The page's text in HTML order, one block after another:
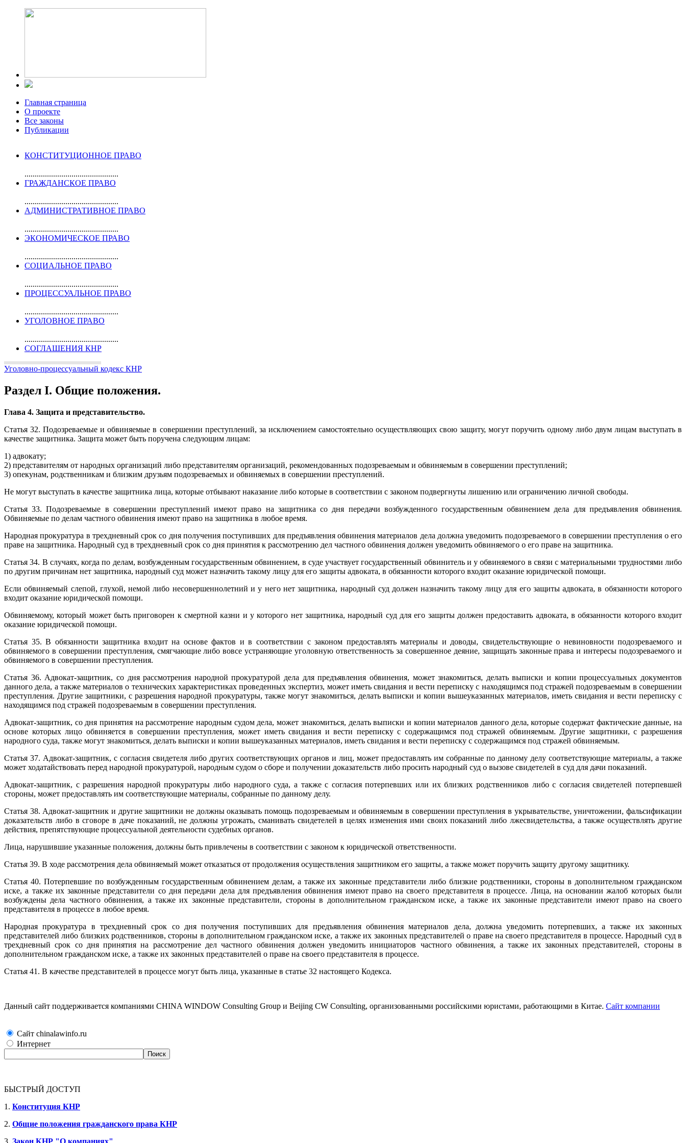
Главная страница
О проекте
Все законы
Публикации
КОНСТИТУЦИОННОЕ ПРАВО
..............................................
ГРАЖДАНСКОЕ ПРАВО
..............................................
АДМИНИСТРАТИВНОЕ ПРАВО
..............................................
ЭКОНОМИЧЕСКОЕ ПРАВО
..............................................
СОЦИАЛЬНОЕ ПРАВО
..............................................
ПРОЦЕССУАЛЬНОЕ ПРАВО
..............................................
УГОЛОВНОЕ ПРАВО
..............................................
СОГЛАШЕНИЯ КНР
Уголовно-процессуальный кодекс КНР
Раздел I. Общие положения.
Глава 4. Защита и представительство.
Статья 32. Подозреваемые и обвиняемые в совершении преступлений, за исключением самостоятельно осуществляющих свою защиту, могут поручить одному либо двум лицам выступать в
качестве защитника. Защита может быть поручена следующим лицам:
1) адвокату;
2) представителям от народных организаций либо представителям организаций, рекомендованных подозреваемым и обвиняемым в совершении преступлений;
3) опекунам, родственникам и близким друзьям подозреваемых и обвиняемых в совершении преступлений.
Не могут выступать в качестве защитника лица, которые отбывают наказание либо которые в соответствии с законом подвергнуты лишению или ограничению личной свободы.
Статья 33. Подозреваемые в совершении преступлений имеют право на защитника со дня передачи возбужденного государственным обвинением дела для предъявления обвинения.
Обвиняемые по делам частного обвинения имеют право на защитника в любое время.
Народная прокуратура в трехдневный срок со дня получения поступивших для предъявления обвинения материалов дела должна уведомить подозреваемого в совершении преступления о его
праве на защитника. Народный суд в трехдневный срок со дня принятия к рассмотрению дел частного обвинения должен уведомить обвиняемого о его праве на защитника.
Статья 34. В случаях, когда по делам, возбужденным государственным обвинением, в суде участвует государственный обвинитель и у обвиняемого в связи с материальными трудностями либо
по другим причинам нет защитника, народный суд может назначить такому лицу для его защиты адвоката, в обязанности которого входит оказание юридической помощи.
Если обвиняемый слепой, глухой, немой либо несовершеннолетний и у него нет защитника, народный суд должен назначить такому лицу для его защиты адвоката, в обязанности которого
входит оказание юридической помощи.
Обвиняемому, который может быть приговорен к смертной казни и у которого нет защитника, народный суд для его защиты должен предоставить адвоката, в обязанности которого входит
оказание юридической помощи.
Статья 35. В обязанности защитника входит на основе фактов и в соответствии с законом предоставлять материалы и доводы, свидетельствующие о невиновности подозреваемого и
обвиняемого в совершении преступления, смягчающие либо вовсе устраняющие уголовную ответственность за совершенное деяние, защищать законные права и интересы подозреваемого и
обвиняемого в совершении преступления.
Статья 36. Адвокат-защитник, со дня рассмотрения народной прокуратурой дела для предъявления обвинения, может знакомиться, делать выписки и копии процессуальных документов
данного дела, а также материалов о технических характеристиках проведенных экспертиз, может иметь свидания и вести переписку с находящимся под стражей подозреваемым в совершении
преступления. Другие защитники, с разрешения народной прокуратуры, также могут знакомиться, делать выписки и копии вышеуказанных материалов, иметь свидания и вести переписку с
находящимся под стражей подозреваемым в совершении преступления.
Адвокат-защитник, со дня принятия на рассмотрение народным судом дела, может знакомиться, делать выписки и копии материалов данного дела, которые содержат фактические данные, на
основе которых лицо обвиняется в совершении преступления, может иметь свидания и вести переписку с содержащимся под стражей обвиняемым. Другие защитники, с разрешения
народного суда, также могут знакомиться, делать выписки и копии вышеуказанных материалов, иметь свидания и вести переписку с содержащимся под стражей обвиняемым.
Статья 37. Адвокат-защитник, с согласия свидетеля либо других соответствующих органов и лиц, может предоставлять им собранные по данному делу соответствующие материалы, а также
может ходатайствовать перед народной прокуратурой, народным судом о сборе и получении доказательств либо просить народный суд о вызове свидетелей в суд для дачи показаний.
Адвокат-защитник, с разрешения народной прокуратуры либо народного суда, а также с согласия потерпевших или их близких родственников либо с согласия свидетелей потерпевшей
стороны, может предоставлять им соответствующие материалы, собранные по данному делу.
Статья 38. Адвокат-защитник и другие защитники не должны оказывать помощь подозреваемым и обвиняемым в совершении преступления в укрывательстве, уничтожении, фальсификации
доказательств либо в сговоре в даче показаний, не должны угрожать, сманивать свидетелей в целях изменения ими своих показаний либо лжесвидетельства, а также осуществлять другие
действия, препятствующие процессуальной деятельности судебных органов.
Лица, нарушившие указанные положения, должны быть привлечены в соответствии с законом к юридической ответственности.
Статья 39. В ходе рассмотрения дела обвиняемый может отказаться от продолжения осуществления защитником его защиты, а также может поручить защиту другому защитнику.
Статья 40. Потерпевшие по возбужденным государственным обвинением делам, а также их законные представители либо близкие родственники, стороны в дополнительном гражданском
иске, а также их законные представители со дня передачи дела для предъявления обвинения имеют право на своего представителя в процессе. Лица, на основании жалоб которых были
возбуждены дела частного обвинения, а также их законные представители, стороны в дополнительном гражданском иске, а также их законные представители имеют право на своего
представителя в процессе в любое время.
Народная прокуратура в трехдневный срок со дня получения поступивших для предъявления обвинения материалов дела, должна уведомить потерпевших, а также их законных
представителей либо близких родственников, стороны в дополнительном гражданском иске, а также их законных представителей о праве на своего представителя в процессе. Народный суд в
трехдневный срок со дня принятия на рассмотрение дел частного обвинения должен уведомить инициаторов частного обвинения, а также их законных представителей, стороны в
дополнительном гражданском иске, а также их законных представителей о праве на своего представителя в процессе.
Статья 41. В качестве представителей в процессе могут быть лица, указанные в статье 32 настоящего Кодекса.
Данный сайт поддерживается компаниями CHINA WINDOW Consulting Group и Beijing CW Consulting, организованными российскими юристами, работающими в Китае. Сайт компании
Сайт chinalawinfo.ru
Интернет
БЫСТРЫЙ ДОСТУП
1. Конституция КНР
2. Общие положения гражданского права КНР
3. Закон КНР "О компаниях"